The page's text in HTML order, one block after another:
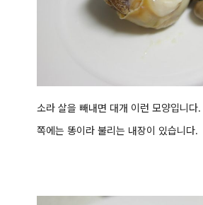
소라 살을 빼내면 대개 이런 모양입니다
쪽에는 똥이라 불리는 내장이 있습니다.